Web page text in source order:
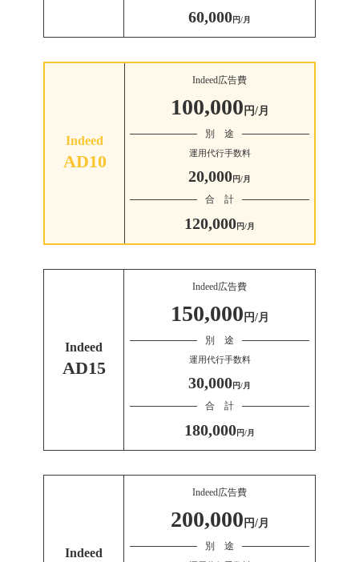
60,000円/月
Indeed
AD10
Indeed広告費
100,000 円/月
別 途
運用代行手数料
20,000円/月
合 計
120,000円/月
Indeed
AD15
Indeed広告費
150,000 円/月
別 途
運用代行手数料
30,000円/月
合 計
180,000円/月
Indeed
Indeed広告費
200,000 円/月
別 途